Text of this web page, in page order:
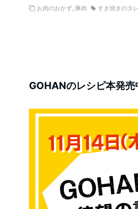
お肉のおかず, 豚肉 すき焼きのタレ
GOHANのレシピ本発売